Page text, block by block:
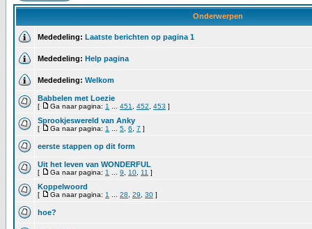
Onderwerpen
Mededeling: Laatste berichten op pagina 1
Mededeling: Help pagina
Mededeling: Welkom
Babbelen met Loezie
[ Ga naar pagina: 1 451 452 453 ]
Sprookjeswereld van Anky
[ Ga naar pagina: 1 5 6 7 ]
eerste stappen op dit form
Uit het leven van WONDERFUL
[ Ga naar pagina: 1 9 10 11 ]
Koppelwoord
[ Ga naar pagina: 1 28 29 30 ]
hoe?